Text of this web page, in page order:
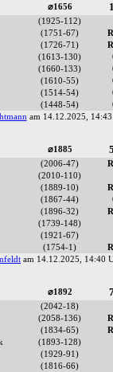
⌀1656
(1925-112)
(1751-67)
(1726-71)
(1613-130)
(1660-133)
(1610-55)
(1514-54)
(1448-54)
am 14.12.2025,
⌀1885
(2006-47)
(2010-110)
(1889-10)
(1867-44)
(1896-32)
(1739-148)
(1921-67)
(1754-1)
am 14.12.2025,
⌀1892
(2042-18)
(2058-136)
(1834-65)
(1893-128)
(1929-91)
(1816-66)